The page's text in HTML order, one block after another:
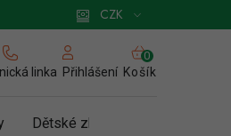
Zásady používání cookies
CZK
linka Přihlášení
NÁKUPNÍ
KOŠÍK
Košík
Dětské zboží a hračky